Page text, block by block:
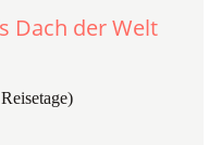
Dach der Welt